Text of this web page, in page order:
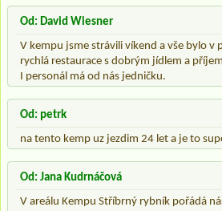
Od: David Wiesner
V kempu jsme strávili víkend a vše bylo v
rychlá restaurace s dobrým jídlem a
I personál má od nás jedničku.
Od: petrk
na tento kemp uz jezdim 24 let a je to
Od: Jana Kudrnáčová
V areálu Kempu Stříbrný rybník pořádá